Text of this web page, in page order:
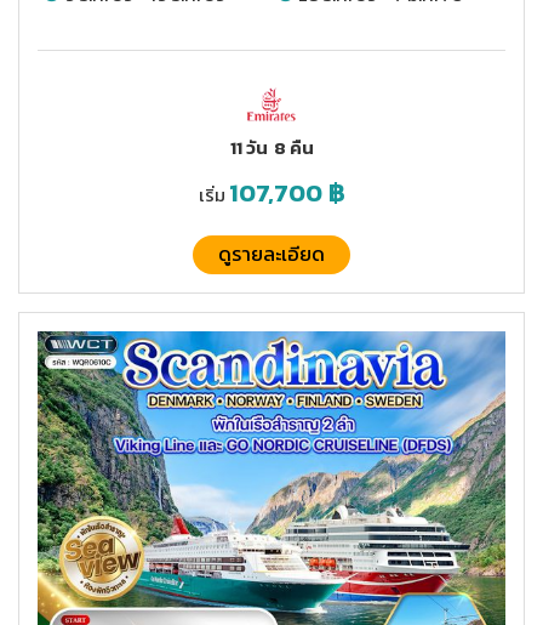
11 วัน 8 คืน
เริ่ม 107,700฿
ดูรายละเอียด